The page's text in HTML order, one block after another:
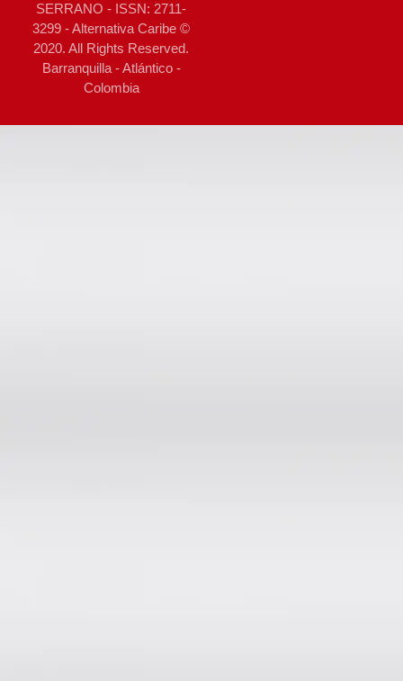
SERRANO - ISSN: 2711-
3299 - Alternativa Caribe ©
2020. All Rights Reserved.
Barranquilla - Atlántico -
Colombia